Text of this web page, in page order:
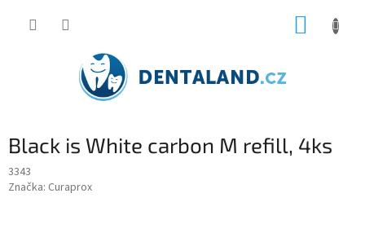
Black is White carbon M refill, 4ks
3343
Značka: Curaprox